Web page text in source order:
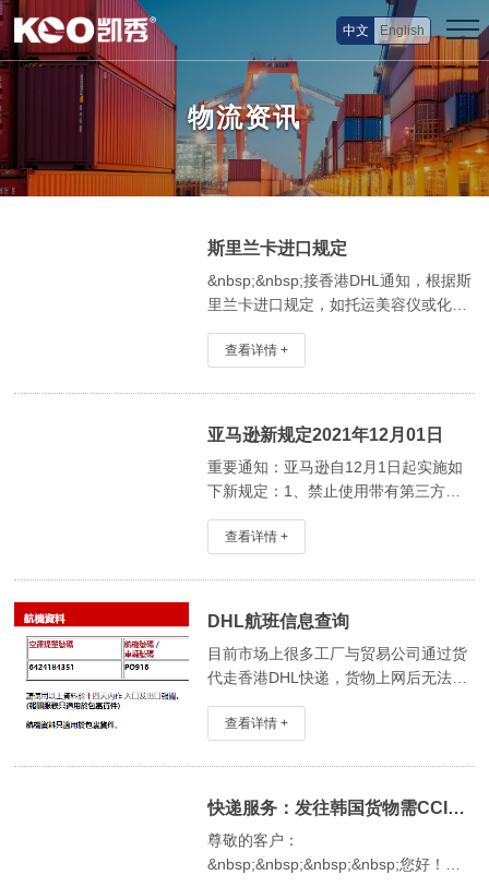
中文 English
物流资讯
斯里兰卡进口规定
&nbsp;&nbsp;接香港DHL通知，根据斯
里兰卡进口规定，如托运美容仪或化妆
表、乐器在内的货物，必须随货提供斯
查看详情 +
亚马逊新规定2021年12月01日
重要通知：亚马逊自12月1日起实施如
下新规定：1、禁止使用带有第三方
HOME&nbsp;DEPT，甚至是亚马逊自
（绑带）。4
查看详情 +
DHL航班信息查询
目前市场上很多工厂与贸易公司通过货
代走香港DHL快递，货物上网后无法确
港DHL航班查询网址,输入DHL运单号码
查看详情 +
快递服务：发往韩国货物需CCIC号码
尊敬的客户：
&nbsp;&nbsp;&nbsp;&nbsp;您好！应